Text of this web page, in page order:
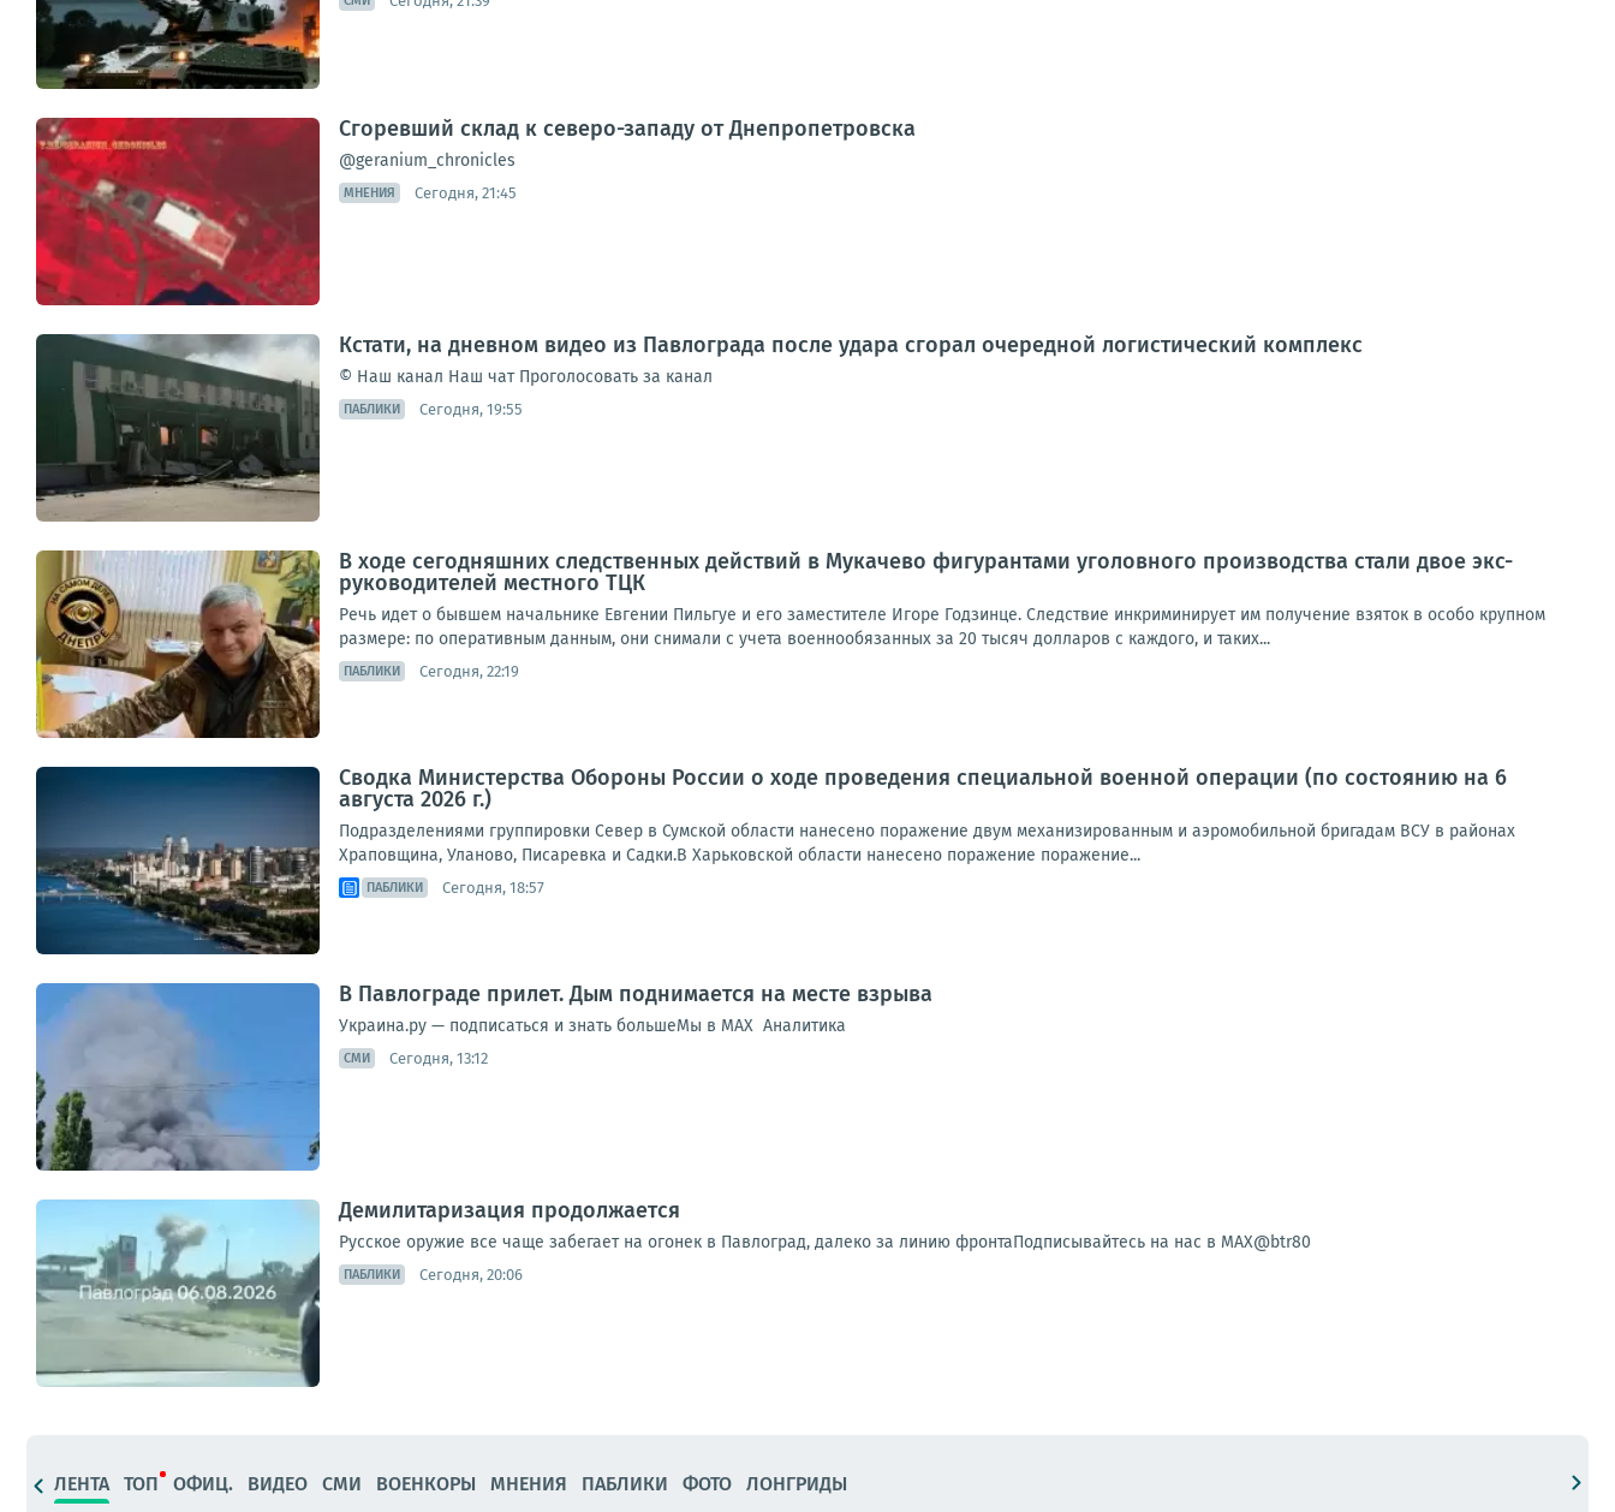
Сгоревший склад к северо-западу от Днепропетровска
@geranium_chronicles
МНЕНИЯ Сегодня, 21:45
Кстати, на дневном видео из Павлограда после удара сгорал очередной логистический комплекс
© Наш канал Наш чат Проголосовать за канал
ПАБЛИКИ Сегодня, 19:55
В ходе сегодняшних следственных действий в Мукачево фигурантами уголовного производства стали двое экс-
руководителей местного ТЦК
Речь идет о бывшем начальнике Евгении Пильгуе и его заместителе Игоре Годзинце. Следствие инкриминирует им получение взяток в особо крупном
размере: по оперативным данным, они снимали с учета военнообязанных за 20 тысяч долларов с каждого, и таких...
ПАБЛИКИ Сегодня, 22:19
Сводка Министерства Обороны России о ходе проведения специальной военной операции (по состоянию на 6
августа 2026 г.)
Подразделениями группировки Север в Сумской области нанесено поражение двум механизированным и аэромобильной бригадам ВСУ в районах
Храповщина, Уланово, Писаревка и Садки.В Харьковской области нанесено поражение поражение...
ПАБЛИКИ Сегодня, 18:57
В Павлограде прилет. Дым поднимается на месте взрыва
Украина.ру — подписаться и знать большеМы в MAX Аналитика
СМИ Сегодня, 13:12
Демилитаризация продолжается
Русское оружие все чаще забегает на огонек в Павлоград, далеко за линию фронтаПодписывайтесь на нас в MAX@btr80
ПАБЛИКИ Сегодня, 20:06
ЛЕНТА ТОП ОФИЦ. ВИДЕО СМИ ВОЕНКОРЫ МНЕНИЯ ПАБЛИКИ ФОТО ЛОНГРИДЫ